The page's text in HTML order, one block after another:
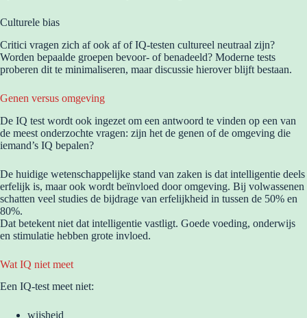
Culturele bias
Critici vragen zich af ook af of IQ-testen cultureel neutraal zijn?
Worden bepaalde groepen bevoor- of benadeeld? Moderne tests
proberen dit te minimaliseren, maar discussie hierover blijft bestaan.
Genen versus omgeving
De IQ test wordt ook ingezet om een antwoord te vinden op een van
de meest onderzochte vragen: zijn het de genen of de omgeving die
iemand’s IQ bepalen?
De huidige wetenschappelijke stand van zaken is dat intelligentie deels
erfelijk is, maar ook wordt beïnvloed door omgeving. Bij volwassenen
schatten veel studies de bijdrage van erfelijkheid in tussen de 50% en
80%.
Dat betekent niet dat intelligentie vastligt. Goede voeding, onderwijs
en stimulatie hebben grote invloed.
Wat IQ niet meet
Een IQ-test meet niet:
wijsheid